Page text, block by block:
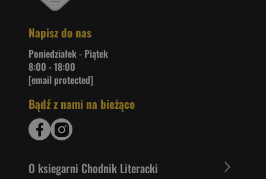
Napisz do nas
Poniedziałek - Piątek
8:00 - 18:00
[email protected]
Bądź z nami na bieżąco
O ksiegarni Chodnik Literacki